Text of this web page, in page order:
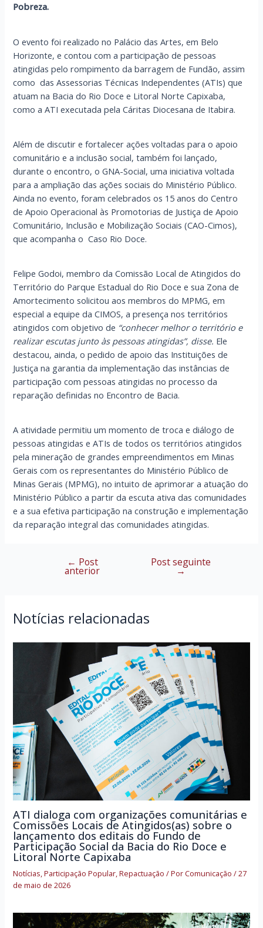
Pobreza.
O evento foi realizado no Palácio das Artes, em Belo
Horizonte, e contou com a participação de pessoas
atingidas pelo rompimento da barragem de Fundão, assim
como das Assessorias Técnicas Independentes (ATIs) que
atuam na Bacia do Rio Doce e Litoral Norte Capixaba,
como a ATI executada pela Cáritas Diocesana de Itabira.
Além de discutir e fortalecer ações voltadas para o apoio
comunitário e a inclusão social, também foi lançado,
durante o encontro, o GNA-Social, uma iniciativa voltada
para a ampliação das ações sociais do Ministério Público.
Ainda no evento, foram celebrados os 15 anos do Centro
de Apoio Operacional às Promotorias de Justiça de Apoio
Comunitário, Inclusão e Mobilização Sociais (CAO-Cimos),
que acompanha o Caso Rio Doce.
Felipe Godoi, membro da Comissão Local de Atingidos do
Território do Parque Estadual do Rio Doce e sua Zona de
Amortecimento solicitou aos membros do MPMG, em
especial a equipe da CIMOS, a presença nos territórios
atingidos com objetivo de “conhecer melhor o território e
realizar escutas junto às pessoas atingidas”, disse. Ele
destacou, ainda, o pedido de apoio das Instituições de
Justiça na garantia da implementação das instâncias de
participação com pessoas atingidas no processo da
reparação definidas no Encontro de Bacia.
A atividade permitiu um momento de troca e diálogo de
pessoas atingidas e ATIs de todos os territórios atingidos
pela mineração de grandes empreendimentos em Minas
Gerais com os representantes do Ministério Público de
Minas Gerais (MPMG), no intuito de aprimorar a atuação do
Ministério Público a partir da escuta ativa das comunidades
e a sua efetiva participação na construção e implementação
da reparação integral das comunidades atingidas.
Navegação
← Post
anterior
Post seguinte
→
Notícias relacionadas
ATI dialoga com organizações comunitárias e
Comissões Locais de Atingidos(as) sobre o
lançamento dos editais do Fundo de
Participação Social da Bacia do Rio Doce e
Litoral Norte Capixaba
Notícias,Participação Popular,Repactuação / PorComunicação/27
de maio de 2026